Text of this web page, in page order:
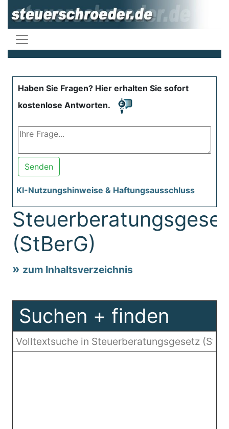
Haben Sie Fragen? Hier erhalten Sie sofort
kostenlose Antworten.
Senden
KI-Nutzungshinweise & Haftungsausschluss
(StBerG)
zum Inhaltsverzeichnis
Suchen + finden